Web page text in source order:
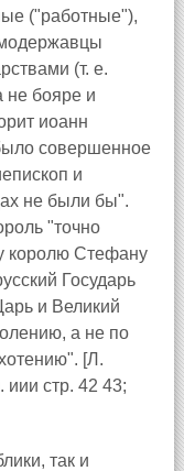
("работные"),
(т. е.
не бояре и
иоанн
совершенное
и
не были бы".
"точно
королю Стефану
Государь
и Великий
а не по
[Л.
иии стр. 42 43;
так и